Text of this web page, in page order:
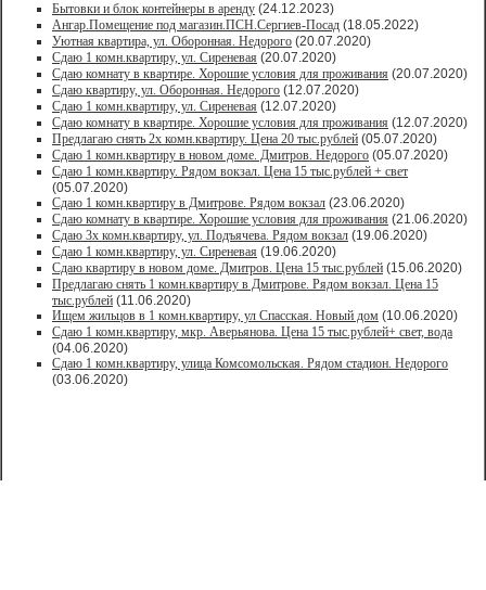
Бытовки и блок контейнеры в аренду (24.12.2023)
Ангар.Помещение под магазин.ПСН.Сергиев-Посад (18.05.2022)
Уютная квартира, ул. Оборонная. Недорого (20.07.2020)
Сдаю 1 комн.квартиру, ул. Сиреневая (20.07.2020)
Сдаю комнату в квартире. Хорошие условия для проживания (20.07.2020)
Сдаю квартиру, ул. Оборонная. Недорого (12.07.2020)
Сдаю 1 комн.квартиру, ул. Сиреневая (12.07.2020)
Сдаю комнату в квартире. Хорошие условия для проживания (12.07.2020)
Предлагаю снять 2х комн.квартиру. Цена 20 тыс.рублей (05.07.2020)
Сдаю 1 комн.квартиру в новом доме. Дмитров. Недорого (05.07.2020)
Сдаю 1 комн.квартиру. Рядом вокзал. Цена 15 тыс.рублей + свет
(05.07.2020)
Сдаю 1 комн.квартиру в Дмитрове. Рядом вокзал (23.06.2020)
Сдаю комнату в квартире. Хорошие условия для проживания (21.06.2020)
Сдаю 3х комн.квартиру, ул. Подъячева. Рядом вокзал (19.06.2020)
Сдаю 1 комн.квартиру, ул. Сиреневая (19.06.2020)
Сдаю квартиру в новом доме. Дмитров. Цена 15 тыс.рублей (15.06.2020)
Предлагаю снять 1 комн.квартиру в Дмитрове. Рядом вокзал. Цена 15
тыс.рублей (11.06.2020)
Ищем жильцов в 1 комн.квартиру, ул Спасская. Новый дом (10.06.2020)
Сдаю 1 комн.квартиру, мкр. Аверьянова. Цена 15 тыс.рублей+ свет, вода
(04.06.2020)
Сдаю 1 комн.квартиру, улица Комсомольская. Рядом стадион. Недорого
(03.06.2020)